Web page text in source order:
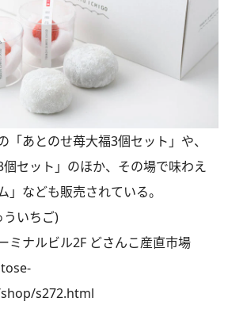
あとのせ苺大福3個セット」や、
個セット」のほか、その場で味わえ
」なども販売されている。
いちご)
ナルビル2F どさんこ産直市場
s272.html